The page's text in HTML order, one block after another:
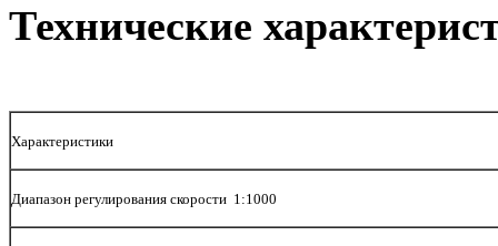
Технические
Характеристики
Диапазон регулирования скорости 1:1000